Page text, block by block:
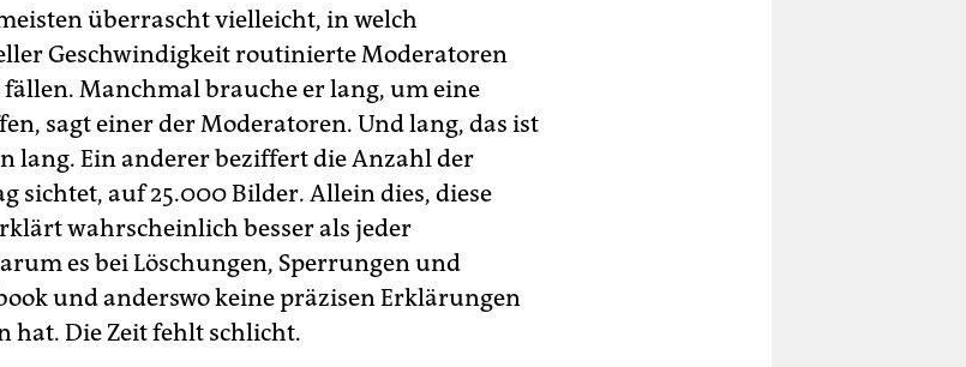
überrascht vielleicht, in welch
Geschwindigkeit routinierte Moderatoren
Manchmal brauche er lang, um eine
sagt einer der Moderatoren. Und lang, das ist
lang. Ein anderer beziffert die Anzahl der
sichtet, auf 25.000 Bilder. Allein dies, diese
wahrscheinlich besser als jeder
es bei Löschungen, Sperrungen und
und anderswo keine präzisen Erklärungen
hat. Die Zeit fehlt schlicht.